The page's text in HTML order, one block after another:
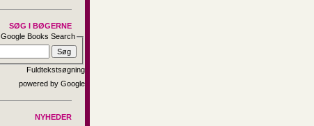
SØG I BØGERNE
Google Books Search
Fuldtekstsøgning
NYHEDER